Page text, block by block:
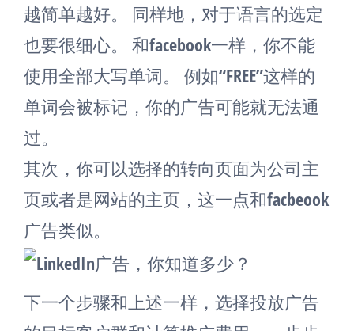
越简单越好。 同样地，对于语言的选定
也要很细心。 和facebook一样，你不能
使用全部大写单词。 例如“FREE”这样的
单词会被标记，你的广告可能就无法通
过。
其次，你可以选择的转向页面为公司主
页或者是网站的主页，这一点和facbeook
广告类似。
下一个步骤和上述一样，选择投放广告